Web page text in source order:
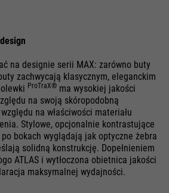
na designie serii MAX: zarówno buty
zachwycają klasycznym, eleganckim
ProTraX® ma wysokiej jakości
na swoją skóropodobną
na właściwości materiału
Stylowe, opcjonalnie kontrastujące
bokach wyglądają jak optyczne żebra
solidną konstrukcję. Dopełnieniem
ATLAS i wytłoczona obietnica jakości
maksymalnej wydajności.